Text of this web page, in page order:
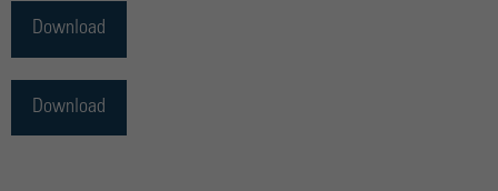
Download
Download